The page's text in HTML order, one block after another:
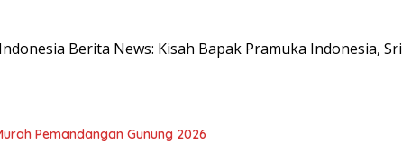
Berita News: Kisah Bapak Pramuka Indonesia, Sri
Pemandangan Gunung 2026